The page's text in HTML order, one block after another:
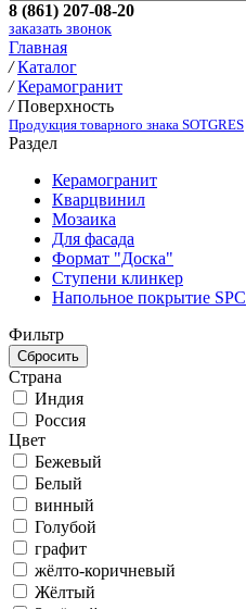
8 (861) 207-08-20
заказать звонок
Главная
/ Каталог
/ Керамогранит
/ Поверхность
Продукция товарного знака SOTGRES
Раздел
Керамогранит
Кварцвинил
Мозаика
Для фасада
Формат "Доска"
Ступени клинкер
Напольное покрытие SPC
Фильтр
Страна
Индия
Россия
Цвет
Бежевый
Белый
винный
Голубой
графит
жёлто-коричневый
Жёлтый